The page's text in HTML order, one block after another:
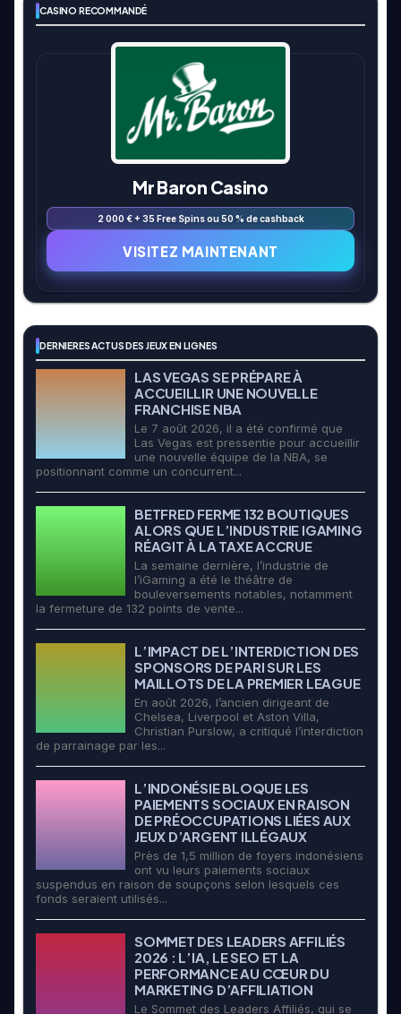
CASINO RECOMMANDÉ
Mr Baron Casino
2 000 € + 35 Free Spins ou 50 % de cashback
VISITEZ MAINTENANT
DERNIERES ACTUS DES JEUX EN LIGNES
LAS VEGAS SE PRÉPARE À
ACCUEILLIR UNE NOUVELLE
FRANCHISE NBA
Le 7 août 2026, il a été confirmé que
Las Vegas est pressentie pour accueillir
une nouvelle équipe de la NBA, se
positionnant comme un concurrent...
BETFRED FERME 132 BOUTIQUES
ALORS QUE L’INDUSTRIE IGAMING
RÉAGIT À LA TAXE ACCRUE
La semaine dernière, l’industrie de
l’iGaming a été le théâtre de
bouleversements notables, notamment
la fermeture de 132 points de vente...
L’IMPACT DE L’INTERDICTION DES
SPONSORS DE PARI SUR LES
MAILLOTS DE LA PREMIER LEAGUE
En août 2026, l’ancien dirigeant de
Chelsea, Liverpool et Aston Villa,
Christian Purslow, a critiqué l’interdiction
de parrainage par les...
L’INDONÉSIE BLOQUE LES
PAIEMENTS SOCIAUX EN RAISON
DE PRÉOCCUPATIONS LIÉES AUX
JEUX D’ARGENT ILLÉGAUX
Près de 1,5 million de foyers indonésiens
ont vu leurs paiements sociaux
suspendus en raison de soupçons selon lesquels ces
fonds seraient utilisés...
SOMMET DES LEADERS AFFILIÉS
2026 : L’IA, LE SEO ET LA
PERFORMANCE AU CŒUR DU
MARKETING D’AFFILIATION
Le Sommet des Leaders Affiliés, qui se